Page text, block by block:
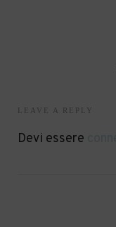
LEAVE A REPLY
Devi essere